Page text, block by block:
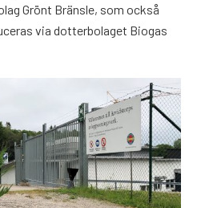
Grönt Bränsle, som också
via dotterbolaget Biogas